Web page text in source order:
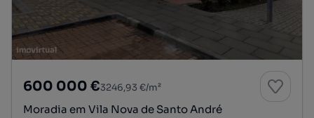
600 000 €3246,93 €/m²
Moradia em Vila Nova de Santo André